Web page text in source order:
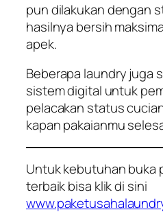
pun dilakukan dengan
hasilnya bersih
apek.
Beberapa laundry juga
sistem digital untuk
pelacakan status
kapan pakaianmu
Untuk kebutuhan buka
terbaik bisa klik di sini